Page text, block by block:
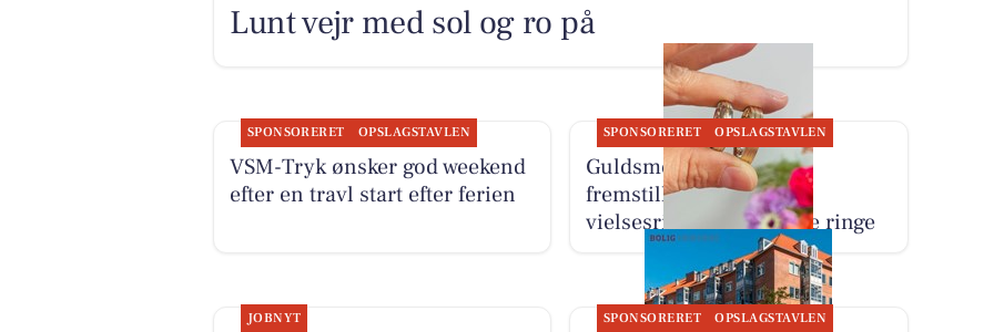
Lunt vejr med sol og ro på
SPONSORERET OPSLAGSTAVLEN
VSM-Tryk ønsker god weekend
efter en travl start efter ferien
SPONSORERET OPSLAGSTAVLEN
Guldsmed Pryssing har
fremstillet personlige
vielsesringe med arvede ringe
JOBNYT SPONSORERET OPSLAGSTAVLEN